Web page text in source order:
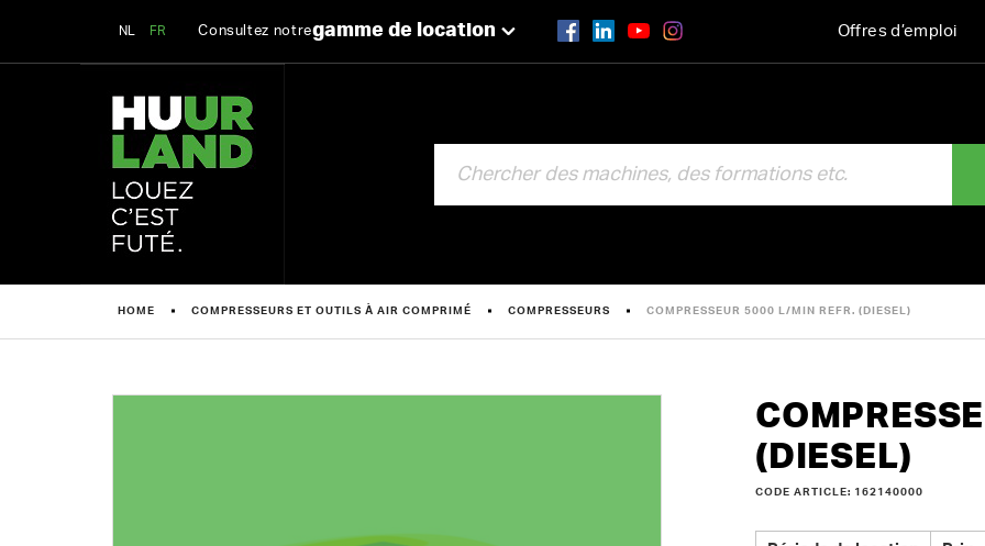
NL FR Consultez notregamme de location Offres d’emploi
HOME COMPRESSEURS ET OUTILS À AIR COMPRIMÉ COMPRESSEURS COMPRESSEUR 5000 L/MIN REFR. (DIESEL)
(DIESEL)
CODE ARTICLE: 162140000